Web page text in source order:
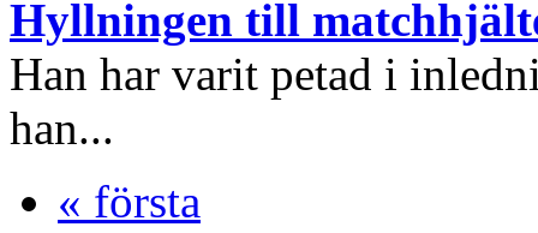
Hyllningen till
Han har varit petad i
han...
« första